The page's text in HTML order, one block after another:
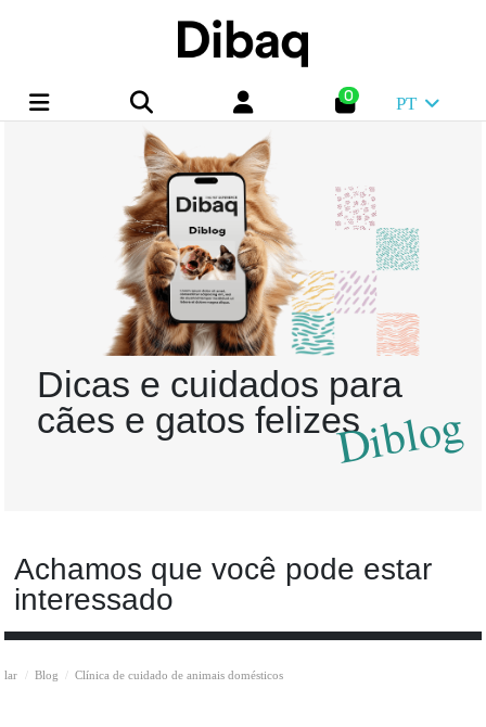
0 PT
Dicas e cuidados para
cães e gatos felizesDiblog
Achamos que você pode estar
interessado
lar Blog Clínica de cuidado de animais domésticos